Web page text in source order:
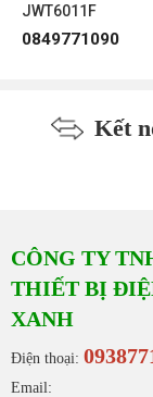
JWT6011F
0849771090
Kết
CÔNG TY
THIẾT BỊ
XANH
Điện thoại:
Email: